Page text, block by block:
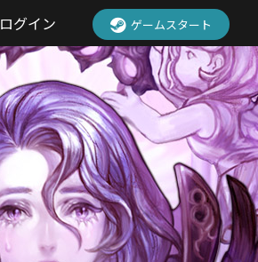
ログイン ゲームスタート